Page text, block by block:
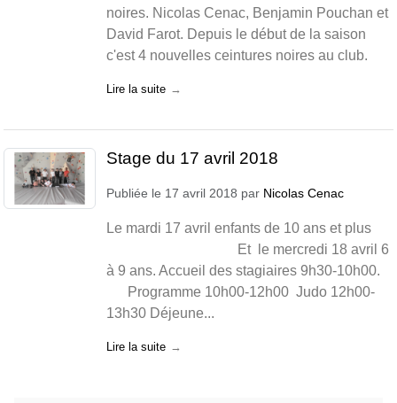
noires. Nicolas Cenac, Benjamin Pouchan et
David Farot. Depuis le début de la saison
c'est 4 nouvelles ceintures noires au club.
Lire la suite
Stage du 17 avril 2018
Publiée le 17 avril 2018 par Nicolas Cenac
Le mardi 17 avril enfants de 10 ans et plus
Et le mercredi 18 avril 6
à 9 ans. Accueil des stagiaires 9h30-10h00.
Programme 10h00-12h00 Judo 12h00-
13h30 Déjeune...
Lire la suite